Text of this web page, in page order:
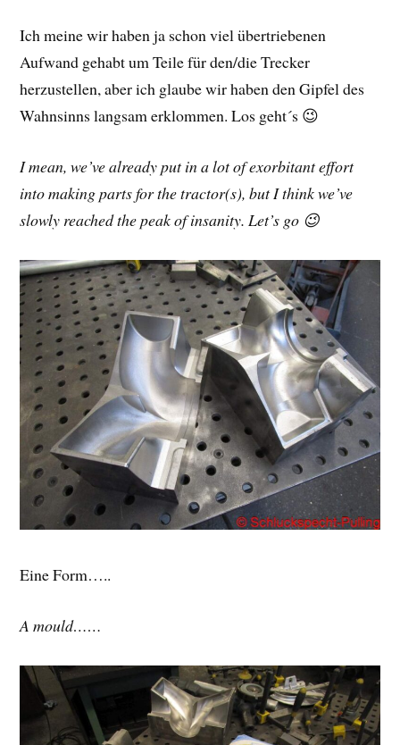
Ich meine wir haben ja schon viel übertriebenen
Aufwand gehabt um Teile für den/die Trecker
herzustellen, aber ich glaube wir haben den Gipfel des
Wahnsinns langsam erklommen. Los geht´s 😉
I mean, we’ve already put in a lot of exorbitant effort
into making parts for the tractor(s), but I think we’ve
slowly reached the peak of insanity. Let’s go 😉
Eine Form…..
A mould……